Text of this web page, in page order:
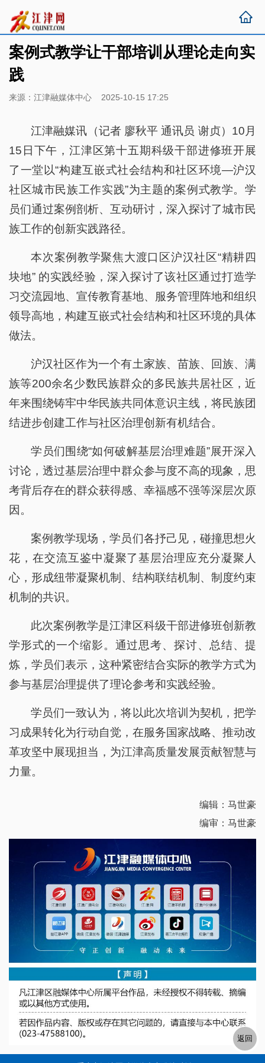
案例式教学让干部培训从理论走向实
践
来源：江津融媒体中心 2025-10-15 17:25
江津融媒讯（记者 廖秋平 通讯员 谢贞）10月
15日下午，江津区第十五期科级干部进修班开展
了一堂以“构建互嵌式社会结构和社区环境—沪汉
社区城市民族工作实践”为主题的案例式教学。学
员们通过案例剖析、互动研讨，深入探讨了城市民
族工作的创新实践路径。
本次案例教学聚焦大渡口区沪汉社区“精耕四
块地” 的实践经验，深入探讨了该社区通过打造学
习交流园地、宣传教育基地、服务管理阵地和组织
领导高地，构建互嵌式社会结构和社区环境的具体
做法。
沪汉社区作为一个有土家族、苗族、回族、满
族等200余名少数民族群众的多民族共居社区，近
年来围绕铸牢中华民族共同体意识主线，将民族团
结进步创建工作与社区治理创新有机结合。
学员们围绕“如何破解基层治理难题”展开深入
讨论，透过基层治理中群众参与度不高的现象，思
考背后存在的群众获得感、幸福感不强等深层次原
因。
案例教学现场，学员们各抒己见，碰撞思想火
花，在交流互鉴中凝聚了基层治理应充分凝聚人
心，形成纽带凝聚机制、结构联结机制、制度约束
机制的共识。
此次案例教学是江津区科级干部进修班创新教
学形式的一个缩影。通过思考、探讨、总结、提
炼，学员们表示，这种紧密结合实际的教学方式为
参与基层治理提供了理论参考和实践经验。
学员们一致认为，将以此次培训为契机，把学
习成果转化为行动自觉，在服务国家战略、推动改
革攻坚中展现担当，为江津高质量发展贡献智慧与
力量。
编辑：马世豪
编审：马世豪